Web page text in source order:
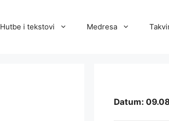
Hutbe i tekstovi Medresa
Datum: